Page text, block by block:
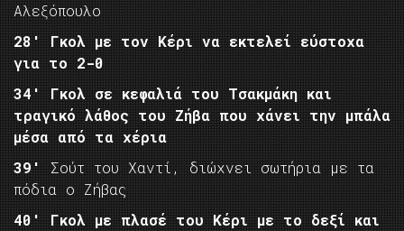
Αλεξόπουλο
28′ Γκολ με τον Κέρι να εκτελεί εύστοχα
για το 2-0
34′ Γκολ σε κεφαλιά του Τσακμάκη και
τραγικό λάθος του Ζήβα που χάνει την μπάλα
μέσα από τα χέρια
39′
Σούτ του Χαντί, διώχνει σωτήρια με τα
πόδια ο Ζήβας
40′ Γκολ με πλασέ του Κέρι με το δεξί και